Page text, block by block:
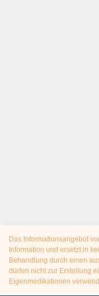
Das Informationsangebot
Information und ersetzt in
Behandlung durch einen
dürfen nicht zur Erstellung
Eigenmedikationen